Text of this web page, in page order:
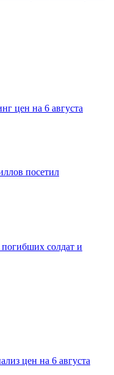
цен на 6 августа
посетил
погибших солдат и
цен на 6 августа